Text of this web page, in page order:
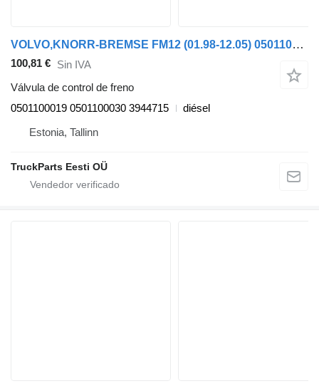
VOLVO,KNORR-BREMSE FM12 (01.98-12.05) 0501100019 válvula de control de freno para Volvo FM7-FM12, FM, FMX (1998-2014) cabeza tractora
100,81 € Sin IVA
Válvula de control de freno
0501100019 0501100030 3944715
diésel
Estonia, Tallinn
TruckParts Eesti OÜ